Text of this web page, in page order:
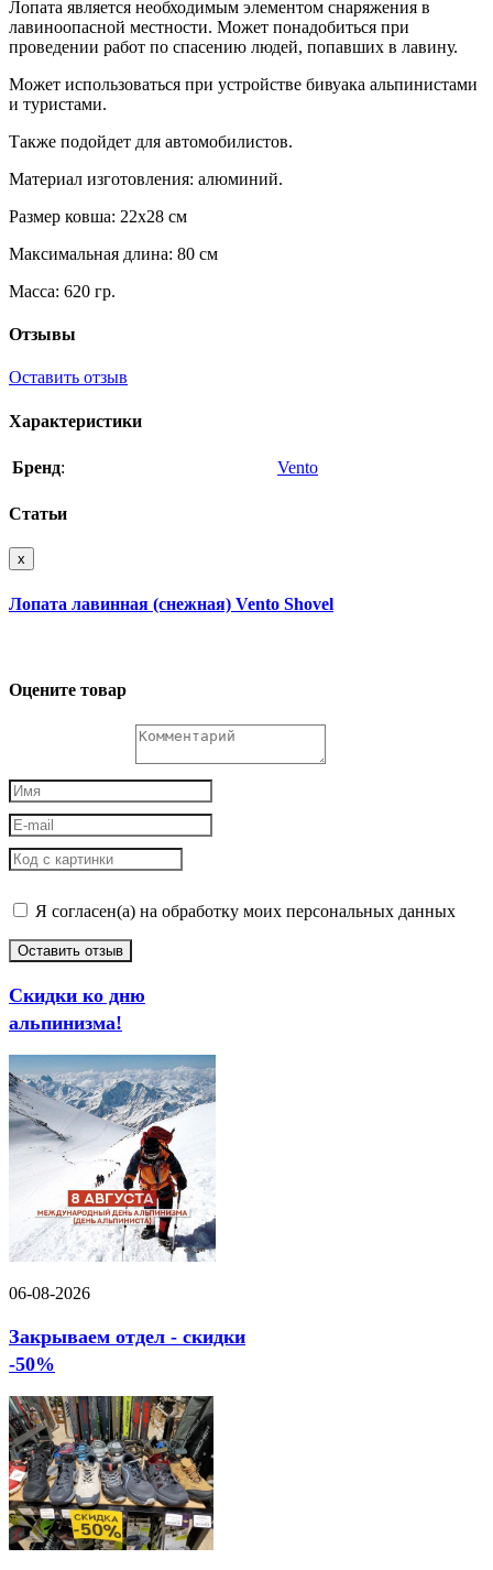
Лопата является необходимым элементом снаряжения в
лавиноопасной местности. Может понадобиться при
проведении работ по спасению людей, попавших в лавину.
Может использоваться при устройстве бивуака альпинистами
и туристами.
Также подойдет для автомобилистов.
Материал изготовления: алюминий.
Размер ковша: 22х28 см
Максимальная длина: 80 см
Масса: 620 гр.
Отзывы
Оставить отзыв
Характеристики
Бренд: Vento
Статьи
x
Лопата лавинная (снежная) Vento Shovel
Оцените товар
Я согласен(а) на обработку моих персональных данных
Оставить отзыв
Скидки ко дню
альпинизма!
06-08-2026
Закрываем отдел - скидки
-50%